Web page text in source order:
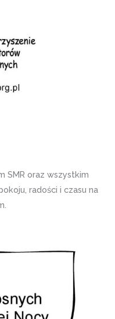
SMR oraz wszystkim
radości i czasu na